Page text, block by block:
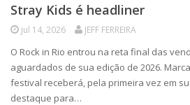
Stray Kids é headliner
jul 14, 2026 JEFF FERREIRA
O Rock in Rio entrou na reta final das
aguardados de sua edição de 2026.
festival receberá, pela primeira vez em
destaque para…